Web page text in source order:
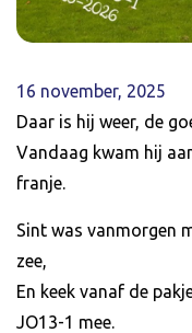
16 november, 2025
Daar is hij weer, de
Vandaag kwam hij
franje.
Sint was vanmorgen
zee,
En keek vanaf de
JO13-1 mee.